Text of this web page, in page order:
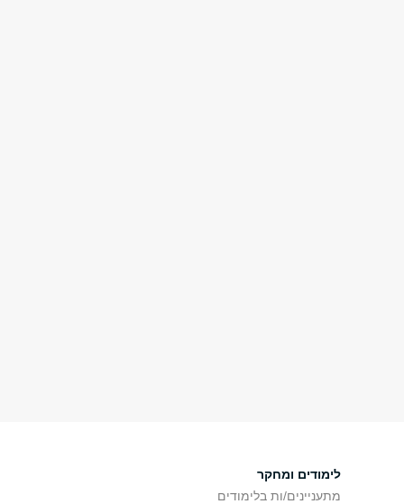
לימודים ומחקר
מתעניינים/ות בלימודים